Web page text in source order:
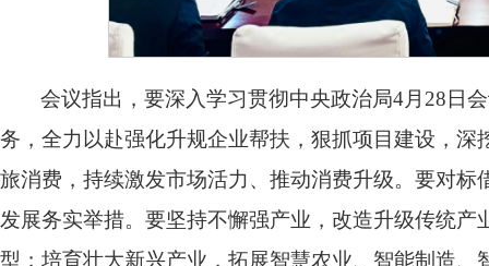
会议指出，要深入学习贯彻中央政治局4月28日
务，全力以赴强化升规企业帮扶，狠抓项目建设，
旅消费，持续激发市场活力、推动消费升级。要对
发展务实举措。要坚持不懈强产业，改造升级传统
型；培育壮大新兴产业，拓展智慧农业、智能制造